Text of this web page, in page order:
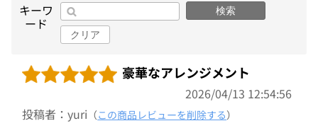
キーワ
ード
検索
クリア
豪華なアレンジメント
2026/04/13 12:54:56
投稿者：yuri （この商品レビューを削除する）